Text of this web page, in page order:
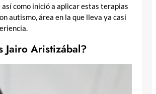
así como inició a aplicar estas terapias
autismo, área en la que lleva ya casi
Jairo Aristizábal?